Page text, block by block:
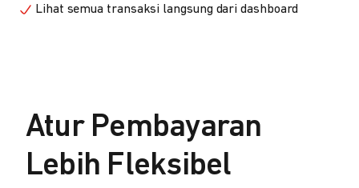
Lihat semua transaksi langsung dari dashboard
Atur Pembayaran
Lebih Fleksibel